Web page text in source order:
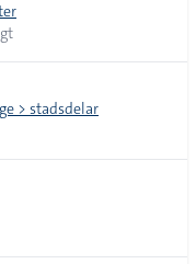
> stadsdelar